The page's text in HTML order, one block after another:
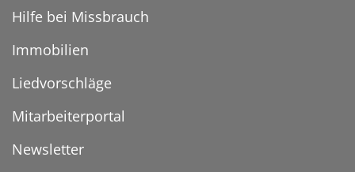
Hilfe bei Missbrauch
Immobilien
Liedvorschläge
Mitarbeiterportal
Newsletter